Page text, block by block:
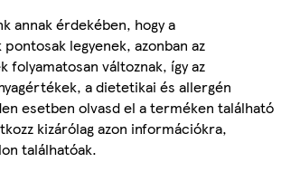
annak érdekében, hogy a
legyenek, azonban az
változnak, így az
a dietetikai és allergén
esetben olvasd el a terméken található
kizárólag azon információkra,
találhatóak.